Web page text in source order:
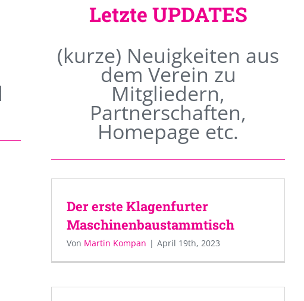
Letzte UPDATES
(kurze) Neuigkeiten aus
dem Verein zu
Mitgliedern,
Partnerschaften,
Homepage etc.
Der erste Klagenfurter
Maschinenbaustammtisch
Von Martin Kompan | April 19th, 2023